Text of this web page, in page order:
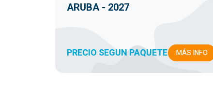
ARUBA - 2027
PRECIO SEGUN PAQUETE MÁS INFO